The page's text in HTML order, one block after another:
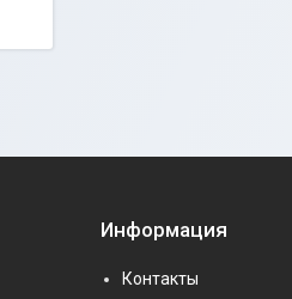
Информация
Контакты